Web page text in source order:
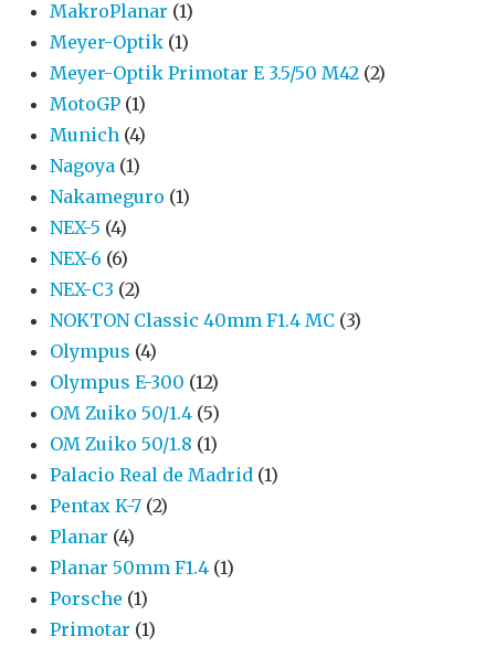
MakroPlanar (1)
Meyer-Optik (1)
Meyer-Optik Primotar E 3.5/50 M42 (2)
MotoGP (1)
Munich (4)
Nagoya (1)
Nakameguro (1)
NEX-5 (4)
NEX-6 (6)
NEX-C3 (2)
NOKTON Classic 40mm F1.4 MC (3)
Olympus (4)
Olympus E-300 (12)
OM Zuiko 50/1.4 (5)
OM Zuiko 50/1.8 (1)
Palacio Real de Madrid (1)
Pentax K-7 (2)
Planar (4)
Planar 50mm F1.4 (1)
Porsche (1)
Primotar (1)